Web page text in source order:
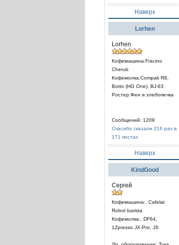
Наверх
Lorhen
Lorhen
Кофемашина:Fracino
Cherub
Кофемолка:Compak R8,
Botto (HG One), BJ-63
Ростер:Фен и хлебопечка
Сообщений: 1209
Спасибо сказали 216 раз в
171 постах
Наверх
KindGood
Сергей
Кофемашина:. Cafelat
Robot barista
Кофемолка:. DF64,
1Zpresso JX-Pro, JS